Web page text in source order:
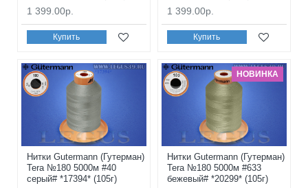
1 399.00р.
Купить
1 399.00р.
Купить
Нитки Gutermann (Гутерман)
Tera №180 5000м #40
серый# *17394* (105г)
НОВИНКА
Нитки Gutermann (Гутерман)
Tera №180 5000м #633
бежевый# *20299* (105г)